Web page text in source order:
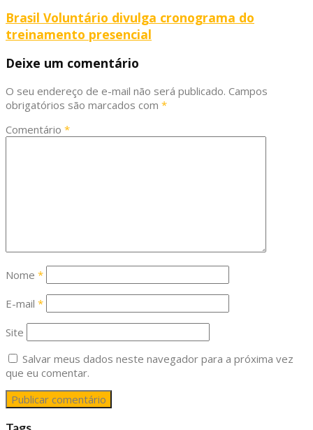
Brasil Voluntário divulga cronograma do
treinamento presencial
Deixe um comentário
O seu endereço de e-mail não será publicado. Campos
obrigatórios são marcados com *
Comentário *
Nome *
E-mail *
Site
Salvar meus dados neste navegador para a próxima vez
que eu comentar.